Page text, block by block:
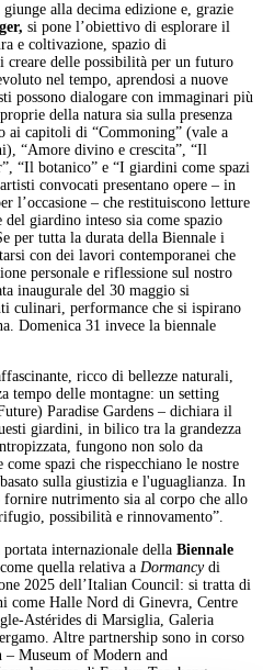
giunge alla decima edizione e, grazie
si pone l’obiettivo di esplorare il
e coltivazione, spazio di
creare delle possibilità per un futuro
nel tempo, aprendosi a nuove
possono dialogare con immaginari più
della natura sia sulla presenza
ai capitoli di “Commoning” (vale a
“Amore divino e crescita”, “Il
“Il botanico” e “I giardini come spazi
convocati presentano opere – in
l’occasione – che restituiscono letture
giardino inteso sia come spazio
per tutta la durata della Biennale i
con dei lavori contemporanei che
personale e riflessione sul nostro
inaugurale del 30 maggio si
culinari, performance che si ispirano
Domenica 31 invece la biennale
ricco di bellezze naturali,
tempo delle montagne: un setting
Paradise Gardens – dichiara il
giardini, in bilico tra la grandezza
fungono non solo da
spazi che rispecchiano le nostre
sulla giustizia e l'uguaglianza. In
nutrimento sia al corpo che allo
possibilità e rinnovamento”.
internazionale della Biennale
quella relativa a Dormancydi
2025 dell’Italian Council: si tratta di
come Halle Nord di Ginevra, Centre
Astérides di Marsiglia, Galeria
Altre partnership sono in corso
– Museum of Modern and